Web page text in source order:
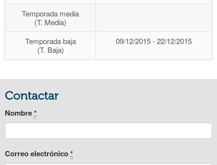
Temporada media
(T. Media)
Temporada baja
(T. Baja)
09/12/2015 - 22/12/2015
Contactar
Nombre*
Correo electrónico*